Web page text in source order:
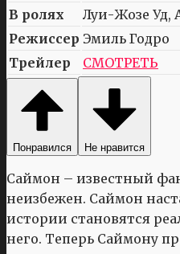
В ролях
Луи-Жозе Уд,
Режиссер Эмиль Годро
Трейлер
СМОТРЕТЬ
Понравился Не нравится
Саймон – известный
неизбежен. Саймон
истории становятся
него. Теперь Саймону